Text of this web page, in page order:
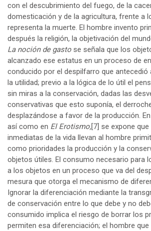
con el descubrimiento del fuego, de la
domesticación y de la agricultura, frente a
representa la muerte. El hombre invento
después la religión, la objetivación del
La noción de gasto se señala que los
alcanzado ese estatus en un proceso de
conducido por el despilfarro que antecedió
la utilidad; previo a la lógica de lo útil el
sin miras a la conservación, dadas las
conservativas que esto suponía, el
desplazándose a favor de la producción.
así como en El Erotismo,[7] se expone
inmediatas de la vida llevan al hombre
como prioridades la producción y la
objetos útiles. El consumo necesario para
a los objetos en un proceso que va del
mesura que otorga el mecanismo de
Ignorar la diferenciación mediante la
de conservación entre lo que debe y no
consumido implica el riesgo de borrar los
permiten esa diferenciación; el hombre